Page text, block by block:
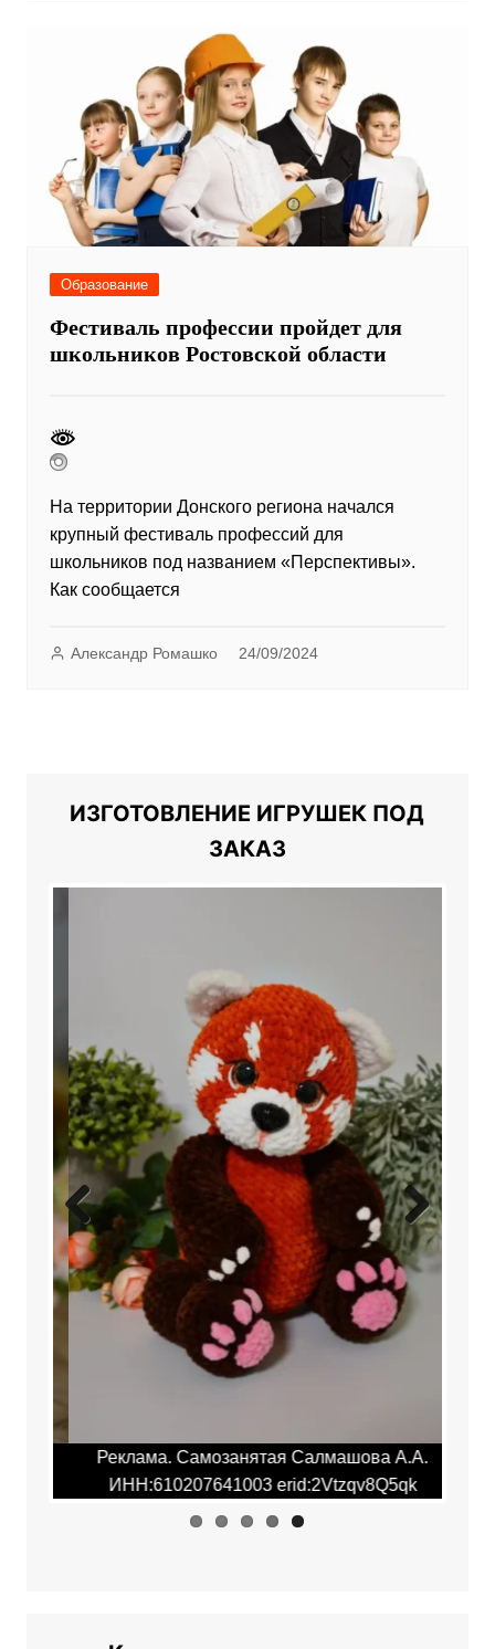
Образование
Фестиваль профессии пройдет для
школьников Ростовской области
На территории Донского региона начался
крупный фестиваль профессий для
школьников под названием «Перспективы».
Как сообщается
Александр Ромашко 24/09/2024
ИЗГОТОВЛЕНИЕ ИГРУШЕК ПОД
ЗАКАЗ
Реклама. Самозанятая Салмашова А.А.
ИНН:610207641003 erid:2Vtzqv8Q5qk
Previ
ous
Next